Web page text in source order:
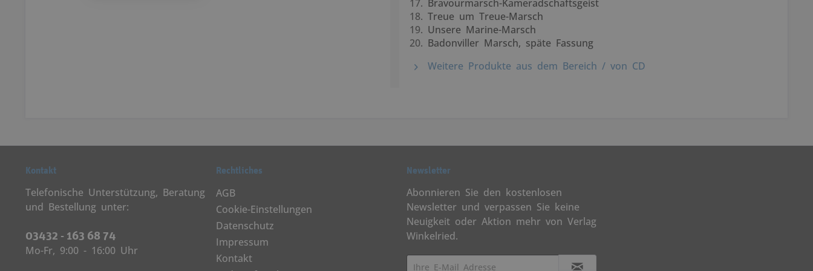
Bravourmarsch-Kameradschaftsgeist
Treue um Treue-Marsch
Unsere Marine-Marsch
Badonviller Marsch, späte Fassung
Weitere Produkte aus dem Bereich / von CD
Kontakt
Telefonische Unterstützung, Beratung
und Bestellung unter:
03432 - 163 68 74
Mo-Fr, 9:00 - 16:00 Uhr
Rechtliches
AGB
Cookie-Einstellungen
Datenschutz
Impressum
Kontakt
Newsletter
Abonnieren Sie den kostenlosen
Newsletter und verpassen Sie keine
Neuigkeit oder Aktion mehr von Verlag
Winkelried.